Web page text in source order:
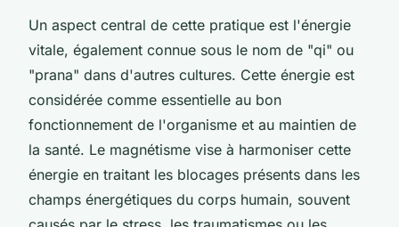
Un aspect central de cette pratique est l'énergie
vitale, également connue sous le nom de "qi" ou
"prana" dans d'autres cultures. Cette énergie est
considérée comme essentielle au bon
fonctionnement de l'organisme et au maintien de
la santé. Le magnétisme vise à harmoniser cette
énergie en traitant les blocages présents dans les
champs énergétiques du corps humain, souvent